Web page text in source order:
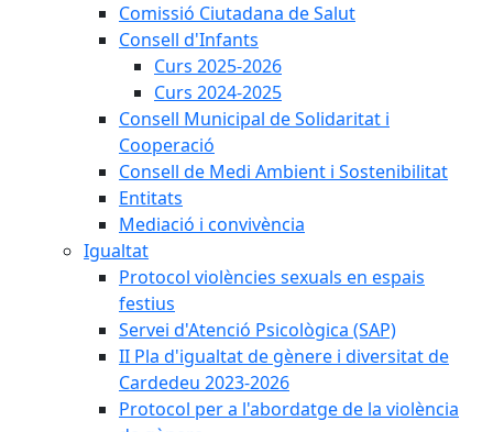
Comissió Ciutadana de Salut
Consell d'Infants
Curs 2025-2026
Curs 2024-2025
Consell Municipal de Solidaritat i
Cooperació
Consell de Medi Ambient i Sostenibilitat
Entitats
Mediació i convivència
Igualtat
Protocol violències sexuals en espais
festius
Servei d'Atenció Psicològica (SAP)
II Pla d'igualtat de gènere i diversitat de
Cardedeu 2023-2026
Protocol per a l'abordatge de la violència